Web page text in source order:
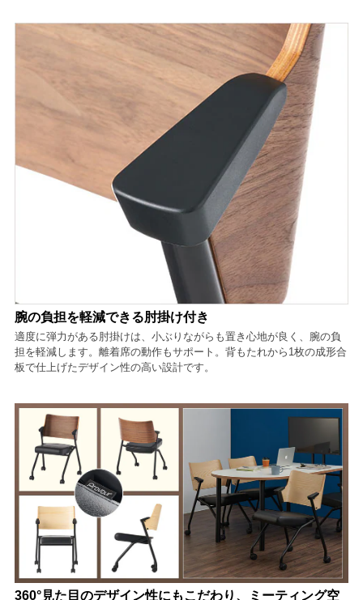
腕の負担を軽減できる肘掛け付き
適度に弾力がある肘掛けは、小ぶりながらも置き心地が良く、腕の負
担を軽減します。離着席の動作もサポート。背もたれから1枚の成形合
板で仕上げたデザイン性の高い設計です。
360°見た目のデザイン性にもこだわり、ミーティング空